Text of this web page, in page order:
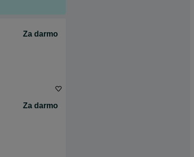
Za darmo
Za darmo